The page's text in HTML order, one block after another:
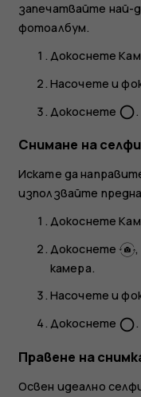
запечатвайте най-
фотоалбум.
Докоснете
Насочете и
Докоснете panorama_fish_eye.
Снимане на селфи
Искате да
използвайте
Докоснете
Докоснете
камера.
Насочете и
Докоснете panorama_fish_eye.
Правене на
Освен идеално